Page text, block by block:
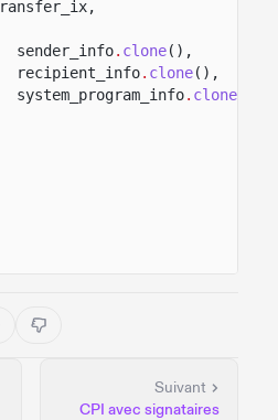
sender_info. clone(),
recipient_info. clone(),
system_program_info. clone
Suivant
CPI avec signataires